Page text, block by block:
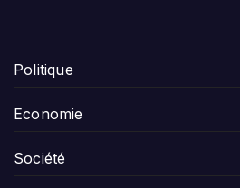
Politique
Economie
Société